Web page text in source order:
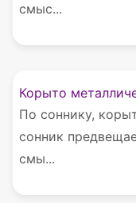
смыс...
Корыто
По соннику,
сонник
смы...